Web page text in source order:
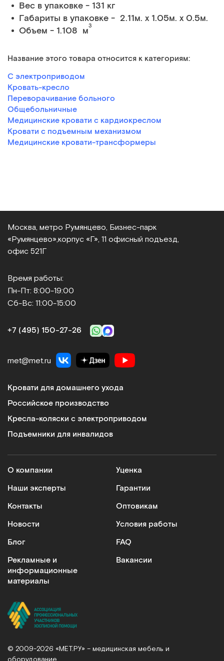
Вес в упаковке - 131 кг
Габариты в упаковке - 2.11м. x 1.05м. x 0.5м.
Объем - 1.108 м3
Название этого товара относится к категориям:
С электроприводом
Кровать-кресло
Переворачивание больного
Общебольничные
Медицинские кровати с кардиокреслом
Кровати с подъемным механизмом
Медицинские кровати-трансформеры
Москва, метро Румянцево, Бизнес‑парк
«Румянцево», корпус «Г», 11 офисный подъезд,
офис 521Г
Время работы:
Пн-Пт: 8:00-19:00
Сб-Вс: 11:00-15:00
+7 (495) 150‑27‑26
met@met.ru
Кровати для домашнего ухода
Российское производство
Кресла-коляски с электроприводом
Подъемники для инвалидов
О компании
Наши эксперты
Контакты
Новости
Блог
Рекламные и
информационные
материалы
Уценка
Гарантии
Оптовикам
Условия работы
FAQ
Вакансии
© 2009-2026 «МЕТ.РУ» – медицинская мебель и
оборудование